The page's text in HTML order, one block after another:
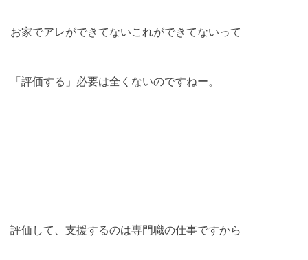
お家でアレができてないこれができてないって
「評価する」必要は全くないのですねー。
評価して、支援するのは専門職の仕事ですから